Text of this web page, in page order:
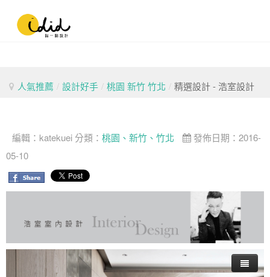
人氣推薦 / 設計好手 / 桃園 新竹 竹北 / 精選設計 - 浩室設計
編輯： katekuei 分類： 桃園、新竹、竹北
發佈日期：2016-
05-10